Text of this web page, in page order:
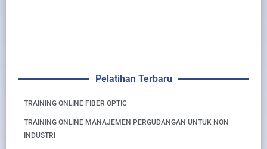
Pelatihan Terbaru
TRAINING ONLINE FIBER OPTIC
TRAINING ONLINE MANAJEMEN PERGUDANGAN UNTUK NON
INDUSTRI